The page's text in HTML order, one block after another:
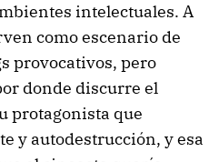
intelectuales. A
como escenario de
provocativos, pero
donde discurre el
protagonista que
y autodestrucción, y esa